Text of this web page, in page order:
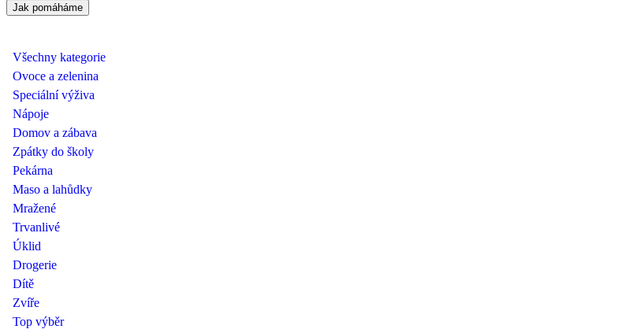
Jak pomáháme
Všechny kategorie
Ovoce a zelenina
Speciální výživa
Nápoje
Domov a zábava
Zpátky do školy
Pekárna
Maso a lahůdky
Mražené
Trvanlivé
Úklid
Drogerie
Dítě
Zvíře
Top výběr